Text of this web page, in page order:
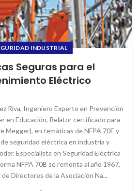
INDUSTRIAL
Seguras para el
Eléctrico
Riva, Ingeniero Experto en Prevención
en Educación, Relator certificado para
Megger), en temáticas de NFPA 70E y
seguridad eléctrica en industria y
Especialista en Seguridad Eléctrica
NFPA 70B se remonta al año 1967,
Directores de la Asociación Na...